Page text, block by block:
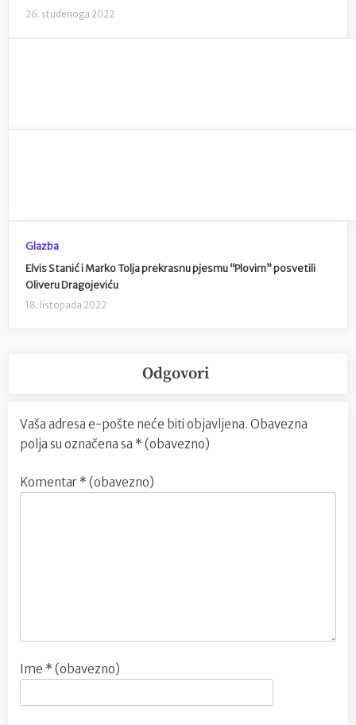
26. studenoga 2022
Glazba
Elvis Stanić i Marko Tolja prekrasnu pjesmu “Plovim” posvetili
Oliveru Dragojeviću
18. listopada 2022
Odgovori
Vaša adresa e-pošte neće biti objavljena. Obavezna
polja su označena sa * (obavezno)
Komentar * (obavezno)
Ime * (obavezno)